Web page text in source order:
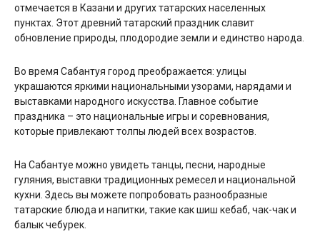
отмечается в Казани и других татарских населенных
пунктах. Этот древний татарский праздник славит
обновление природы, плодородие земли и единство народа.
Во время Сабантуя город преображается: улицы
украшаются яркими национальными узорами, нарядами и
выставками народного искусства. Главное событие
праздника – это национальные игры и соревнования,
которые привлекают толпы людей всех возрастов.
На Сабантуе можно увидеть танцы, песни, народные
гуляния, выставки традиционных ремесел и национальной
кухни. Здесь вы можете попробовать разнообразные
татарские блюда и напитки, такие как шиш кебаб, чак-чак и
балык чебурек.